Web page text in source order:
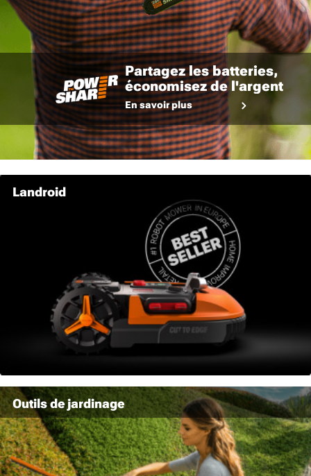
Partagez les batteries,
économisez de l'argent
En savoir plus
Landroid
Outils de jardinage